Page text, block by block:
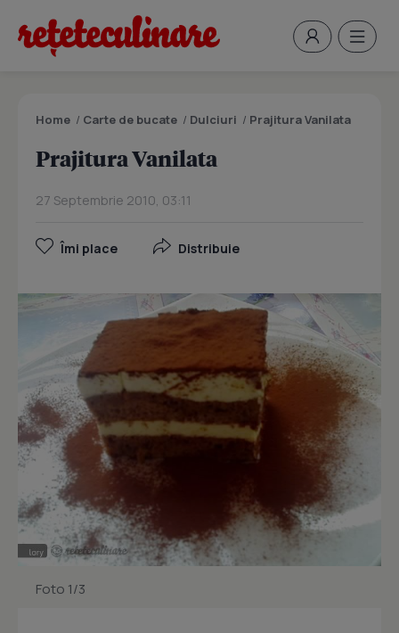
Home / Carte de bucate / Dulciuri / Prajitura Vanilata
Prajitura Vanilata
27 Septembrie 2010, 03:11
Îmi place Distribuie
Foto 1/3